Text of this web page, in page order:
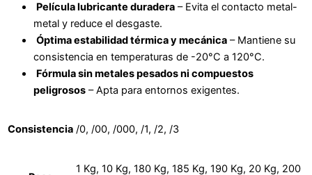
Película lubricante duradera – Evita el contacto metal-
metal y reduce el desgaste.
Óptima estabilidad térmica y mecánica – Mantiene su
consistencia en temperaturas de -20°C a 120°C.
Fórmula sin metales pesados ni compuestos
peligrosos – Apta para entornos exigentes.
Consistencia /0, /00, /000, /1, /2, /3
1 Kg, 10 Kg, 180 Kg, 185 Kg, 190 Kg, 20 Kg, 200